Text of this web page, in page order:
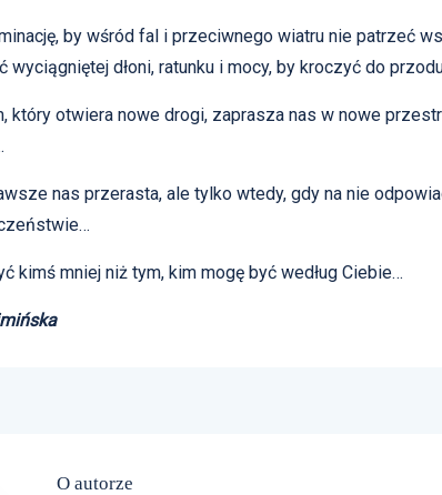
by wśród fal i przeciwnego wiatru nie patrzeć
wyciągniętej dłoni, ratunku i mocy, by kroczyć do
który otwiera nowe drogi, zaprasza nas w nowe
nas przerasta, ale tylko wtedy, gdy na nie
kimś mniej niż tym, kim mogę być według Ciebie…
O autorze